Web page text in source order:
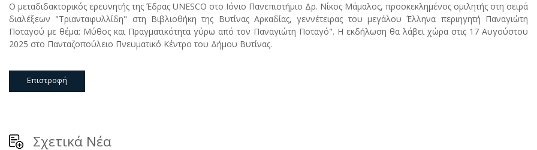
Ο μεταδιδακτορικός ερευνητής της Έδρας UNESCO στο Ιόνιο Πανεπιστήμιο Δρ. Νίκος Μάμαλος, προσκεκλημένος ομιλητής στη σειρά
διαλέξεων "Τριανταφυλλίδη" στη Βιβλιοθήκη της Βυτίνας Αρκαδίας, γεννέτειρας του μεγάλου Έλληνα περιηγητή Παναγιώτη
Ποταγού με θέμα: Μύθος και Πραγματικότητα γύρω από τον Παναγιώτη Ποταγό". Η εκδήλωση θα λάβει χώρα στις 17 Αυγούστου
2025 στο Πανταζοπούλειο Πνευματικό Κέντρο του Δήμου Βυτίνας.
Επιστροφή
Σχετικά Νέα